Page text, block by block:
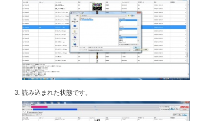
読み込まれた状態です。